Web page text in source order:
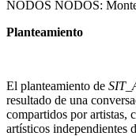
NODOS NODOS:
Planteamiento
El planteamiento de
resultado de una
compartidos por artistas,
artísticos independientes